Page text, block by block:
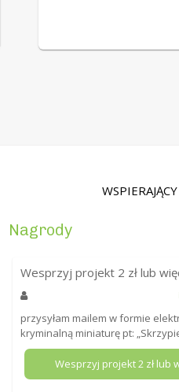
WSPIERAJĄCY
Nagrody
Wesprzyj projekt 2 zł lub
przysyłam mailem w formie
kryminalną miniaturę pt:
Wesprzyj projekt2zł lub